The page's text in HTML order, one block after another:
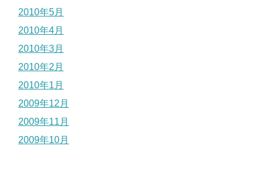
2010年5月
2010年4月
2010年3月
2010年2月
2010年1月
2009年12月
2009年11月
2009年10月